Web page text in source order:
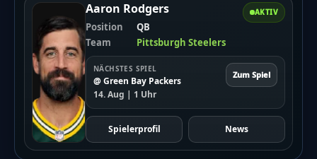
AKTIV
Aaron Rodgers
Position
QB
Team
Pittsburgh Steelers
NÄCHSTES SPIEL
@ Green Bay Packers
14. Aug | 1 Uhr
Zum Spiel
Spielerprofil News